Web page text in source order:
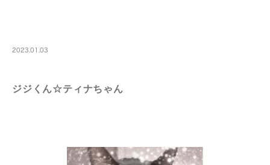
2023.01.03
ジジくん☆ティナちゃん